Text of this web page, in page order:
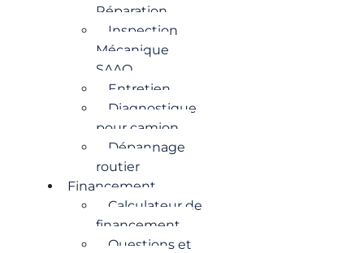
Réparation
Inspection
Mécanique
SAAQ
Entretien
Diagnostique
pour camion
Dépannage
routier
Financement
Calculateur de
financement
Questions et